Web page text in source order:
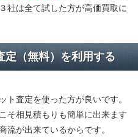
社は全て試した方が高価買取に
定（無料）を利用する
ト査定を使った方が良いです。
そ相見積もりも簡単に出来ます
流が出来ているからです。